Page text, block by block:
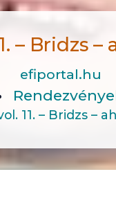
– Bridzs
efiportal.hu
11. – Bridzs –